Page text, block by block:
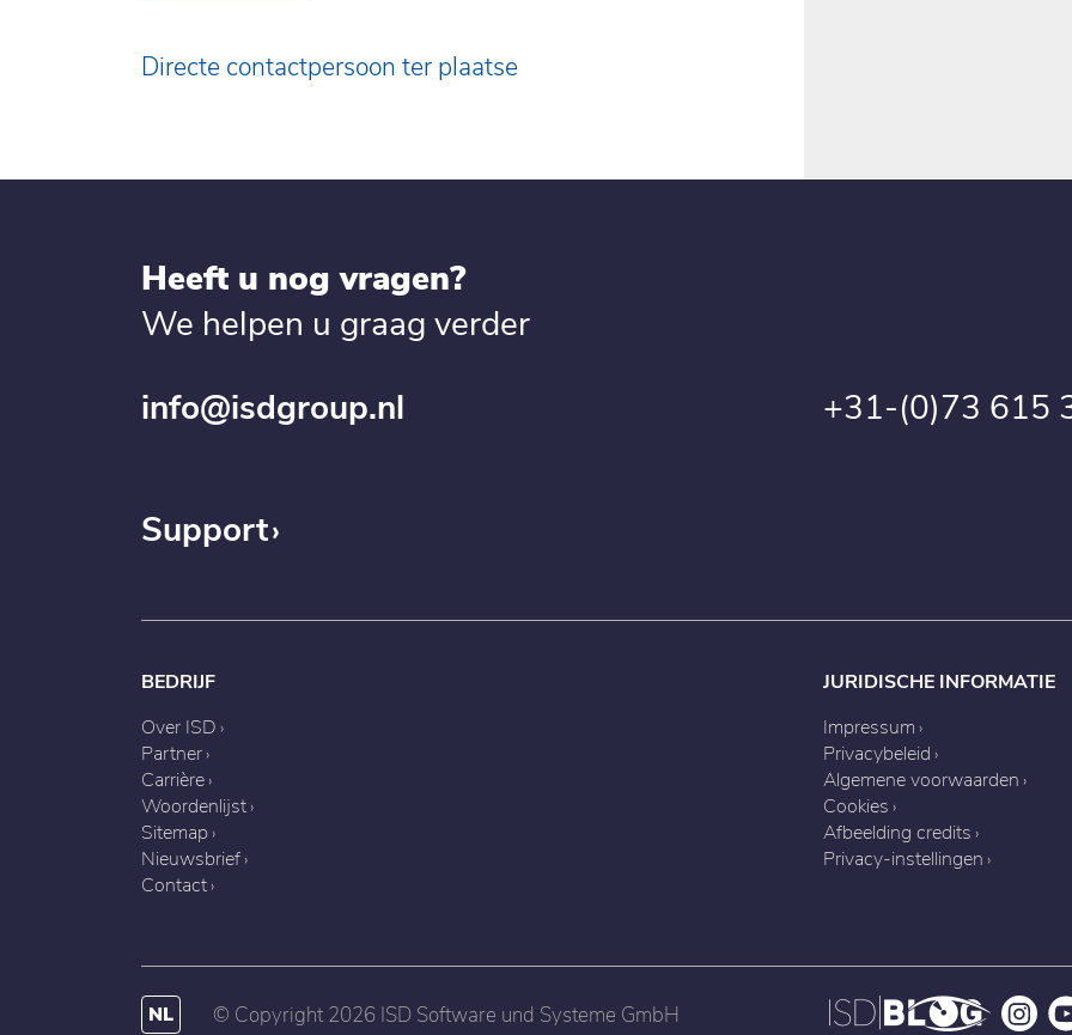
Directe contactpersoon ter plaatse
Heeft u nog vragen?
We helpen u graag verder
info@isdgroup.nl
+31-(0)73 615
Support
BEDRIJF
Over ISD
Partner
Carrière
Woordenlijst
Sitemap
Nieuwsbrief
Contact
JURIDISCHE INFORMATIE
Impressum
Privacybeleid
Algemene voorwaarden
Cookies
Afbeelding credits
Privacy-instellingen
NL © Copyright 2026 ISD Software und Systeme GmbH